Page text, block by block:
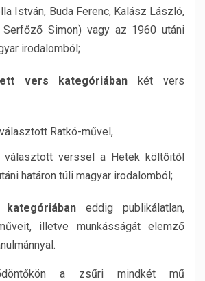
István, Buda Ferenc, Kalász László,
Serfőző Simon) vagy az 1960 utáni
irodalomból;
vers kategóriában két vers
Ratkó-művel,
választott verssel a Hetek költőitől
határon túli magyar irodalomból;
kategóriában eddig publikálatlan,
illetve munkásságát elemző
a zsűri mindkét mű